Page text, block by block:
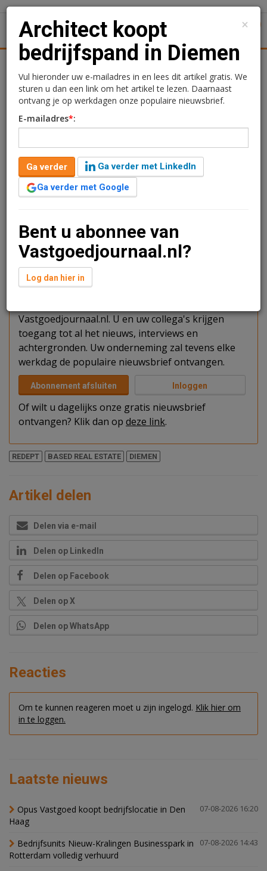
Juridisch | Fiscaal
Architect koopt
bedrijfspand in Diemen
Redactie
15 oktober 2024 om 08:59
1 minuut leestijd
Benthem Crouwel Architects heeft het bedrijfspand aan
parkeerplaatsen.
Verder lezen?
U kunt het artikel niet volledig lezen omdat u nog
Vastgoedjournaal.nl. U en uw collega's krijgen
toegang tot al het nieuws, interviews en
achtergronden. Uw onderneming zal tevens elke
werkdag de populaire nieuwsbrief ontvangen.
Abonnement afsluiten Inloggen
Of wilt u dagelijks onze gratis nieuwsbrief
ontvangen? Klik dan op deze link.
REDEPT BASED REAL ESTATE DIEMEN
Artikel delen
Delen via e-mail
Delen op LinkedIn
Delen op Facebook
Delen op X
Delen op WhatsApp
Reacties
Om te kunnen reageren moet u zijn ingelogd. Klik hier om
in te loggen.
Laatste nieuws
07-08-2026 16:20
Opus Vastgoed koopt bedrijfslocatie in Den
Haag
07-08-2026 14:43
Bedrijfsunits Nieuw-Kralingen Businesspark in
Rotterdam volledig verhuurd
×
Architect koopt
bedrijfspand in Diemen
Vul hieronder uw e-mailadres in en lees dit artikel gratis. We
sturen u dan een link om het artikel te lezen. Daarnaast
ontvang je op werkdagen onze populaire nieuwsbrief.
E-mailadres*:
Ga verder
Ga verder met LinkedIn
Ga verder met Google
Bent u abonnee van
Vastgoedjournaal.nl?
Log dan hier in